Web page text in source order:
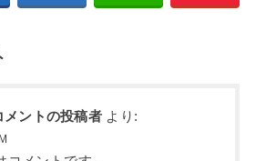
ントの投稿者 より: